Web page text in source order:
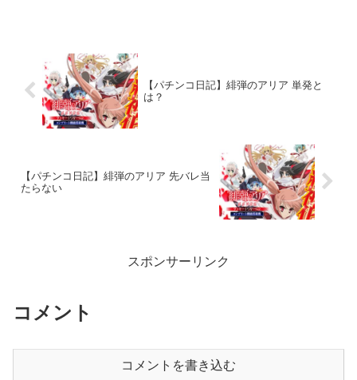
【パチンコ日記】緋弾のアリア 単発と
は？
【パチンコ日記】緋弾のアリア 先バレ当
たらない
スポンサーリンク
コメント
コメントを書き込む